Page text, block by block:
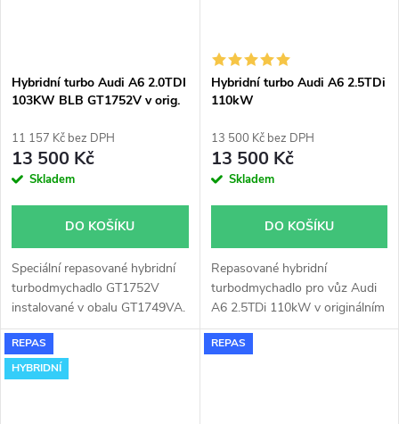
Hybridní turbo Audi A6 2.0TDI
103KW BLB GT1752V v orig.
11 157 Kč bez DPH
13 500 Kč
Skladem
DO KOŠÍKU
Speciální repasované hybridní
turbodmychadlo GT1752V
instalované v obalu GT1749VA.
Vhodné zejména k
výkonnostním úpravám jako
např. chiptuning. Pro vůz Audi
Hybridní turbo Audi A6 2.5TDi
110kW
13 500 Kč bez DPH
13 500 Kč
Skladem
DO KOŠÍKU
Repasované hybridní
turbodmychadlo pro vůz Audi
A6 2.5TDi 110kW v originálním
obalu s potenciálem do 170kW
REPAS
HYBRIDNÍ
REPAS